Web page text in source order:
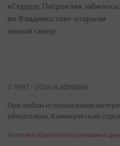
«Сердце Патрокла» забилось:
во Владивостоке открыли
новый сквер
© 1997 - 2026 VLADNEWS
При любом использовании
обязательна. Коммерческий
Политика обработки персональных